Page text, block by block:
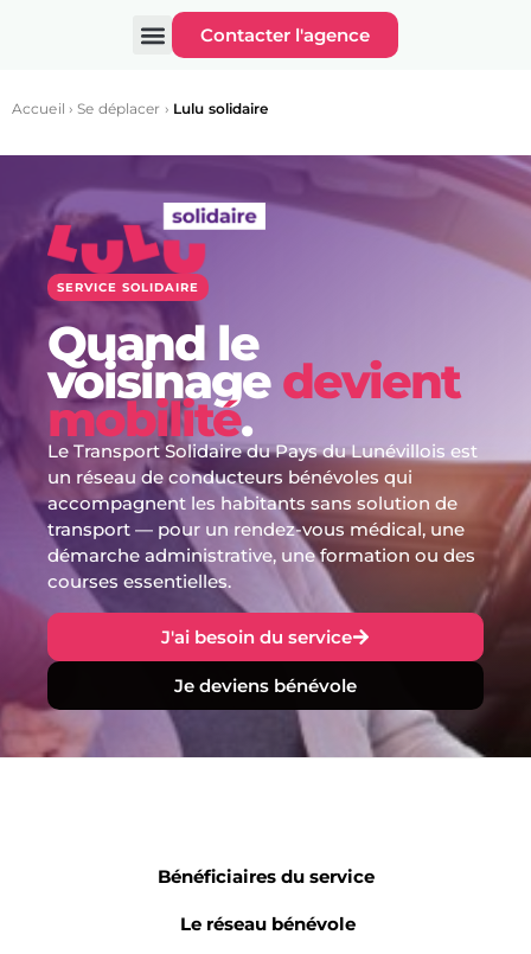
Contacter l'agence
Accueil ›Se déplacer › Lulu solidaire
SERVICE SOLIDAIRE
Quand le
voisinage devient
mobilité.
Le Transport Solidaire du Pays du Lunévillois est
un réseau de conducteurs bénévoles qui
accompagnent les habitants sans solution de
transport — pour un rendez-vous médical, une
démarche administrative, une formation ou des
courses essentielles.
J'ai besoin du service
Je deviens bénévole
Bénéficiaires du service
Le réseau bénévole